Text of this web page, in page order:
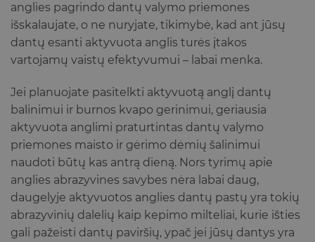
anglies pagrindo dantų valymo priemones
išskalaujate, o ne nuryjate, tikimybė, kad ant jūsų
dantų esanti aktyvuota anglis turės įtakos
vartojamų vaistų efektyvumui – labai menka.
Jei planuojate pasitelkti aktyvuotą anglį dantų
balinimui ir burnos kvapo gerinimui, geriausia
aktyvuota anglimi praturtintas dantų valymo
priemones maisto ir gėrimo dėmių šalinimui
naudoti būtų kas antrą dieną. Nors tyrimų apie
anglies abrazyvines savybes nėra labai daug,
daugelyje aktyvuotos anglies dantų pastų yra tokių
abrazyvinių dalelių kaip kepimo milteliai, kurie išties
gali pažeisti dantų paviršių, ypač jei jūsų dantys yra